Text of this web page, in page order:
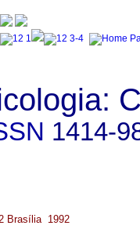
1414-
Brasília 1992